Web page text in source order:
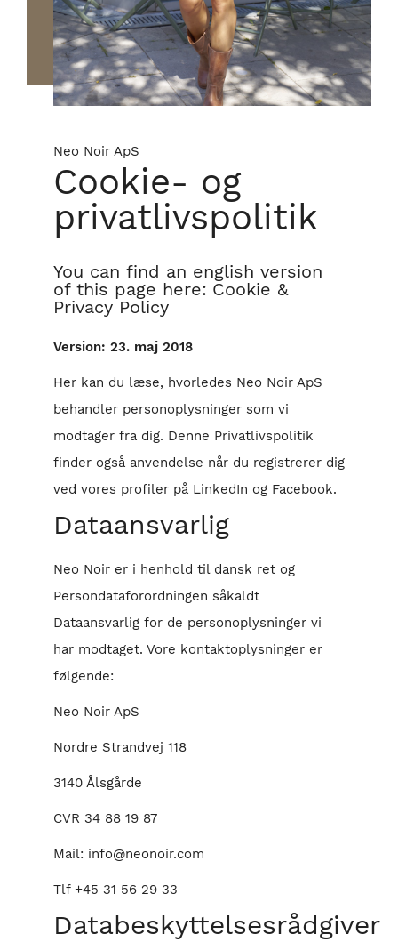
Neo Noir ApS
Cookie- og
privatlivspolitik
You can find an english version
of this page here: Cookie &
Privacy Policy
Version: 23. maj 2018
Her kan du læse, hvorledes Neo Noir ApS
behandler personoplysninger som vi
modtager fra dig. Denne Privatlivspolitik
finder også anvendelse når du registrerer dig
ved vores profiler på LinkedIn og Facebook.
Dataansvarlig
Neo Noir er i henhold til dansk ret og
Persondataforordningen såkaldt
Dataansvarlig for de personoplysninger vi
har modtaget. Vore kontaktoplysninger er
følgende:
Neo Noir ApS
Nordre Strandvej 118
3140 Ålsgårde
CVR 34 88 19 87
Mail: info@neonoir.com
Tlf +45 31 56 29 33
Databeskyttelsesrådgiver